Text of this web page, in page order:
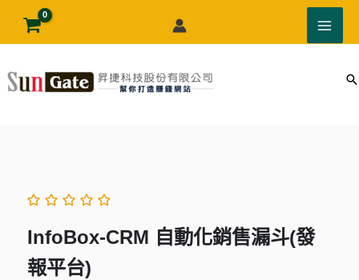
要
InfoBox-CRM 自動化銷售漏斗(發
報平台)